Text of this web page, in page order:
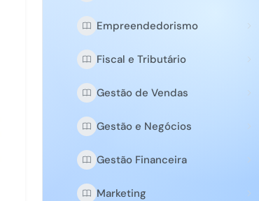
Empreendedorismo
Fiscal e Tributário
Gestão de Vendas
Gestão e Negócios
Gestão Financeira
Marketing